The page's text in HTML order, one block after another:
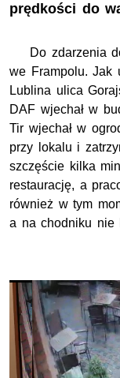
prędkości do
Do zdarzenia
we Frampolu. Jak
Lublina ulica
DAF wjechał w
Tir wjechał w
przy lokalu i
szczęście kilka
restaurację, a
również w tym
a na chodniku nie